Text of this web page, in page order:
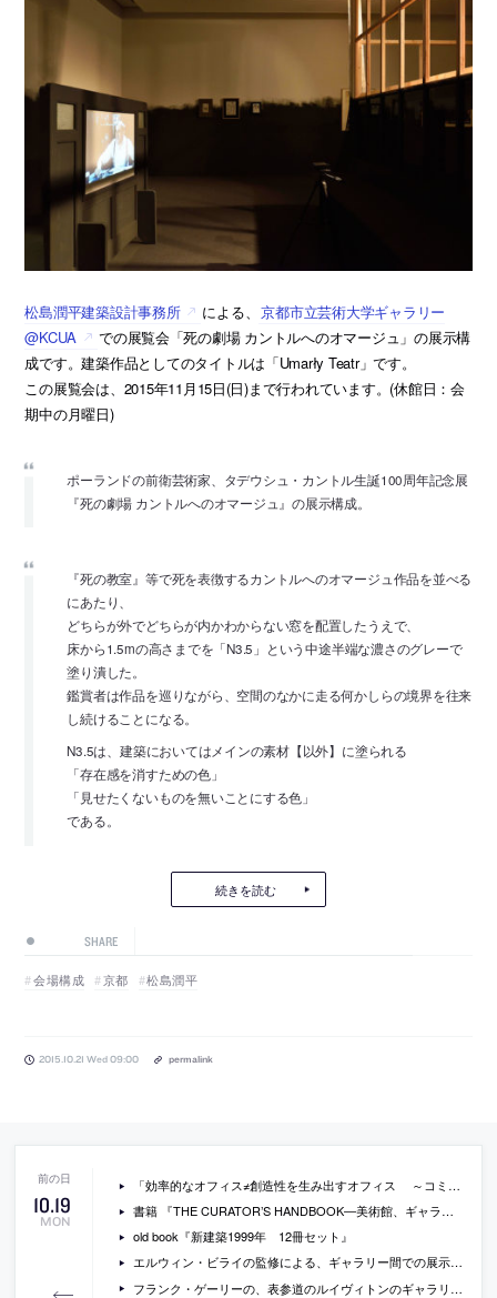
松島潤平建築設計事務所 による、
京都市立芸術大学ギャラリー
@KCUA
での展覧会「死の劇場 カントルへのオマージュ」の展示構
成です。建築作品としてのタイトルは「Umarły Teatr」です。
この展覧会は、2015年11月15日(日)まで行われています。(休館日：会
期中の月曜日)
ポーランドの前衛芸術家、タデウシュ・カントル生誕100周年記念展
『死の劇場 カントルへのオマージュ』の展示構成。
『死の教室』等で死を表徴するカントルへのオマージュ作品を並べる
にあたり、
どちらが外でどちらが内かわからない窓を配置したうえで、
床から1.5mの高さまでを「N3.5」という中途半端な濃さのグレーで
塗り潰した。
鑑賞者は作品を巡りながら、空間のなかに走る何かしらの境界を往来
し続けることになる。
N3.5は、建築においてはメインの素材【以外】に塗られる
「存在感を消すための色」
「見せたくないものを無いことにする色」
である。
続きを読む
SHARE
会場構成 京都 松島潤平
2015.10.21 Wed 09:00 permalink
10.19
MON
「効率的なオフィス≠創造性を生み出すオフィス ～コミュニケーションスペースの先にあるもの～」（山下PMC）
書籍 『THE CURATOR’S HANDBOOK―美術館、ギャラリー、インディペンデント・スペースでの展覧会のつくり方』
old book『新建築1999年 12冊セット』
エルウィン・ビライの監修による、ギャラリー間での展示に合わせて出版された書籍『アジアの日常から』
フランク・ゲーリーの、表参道のルイヴィトンのギャラリーでの展覧会の会場写真など